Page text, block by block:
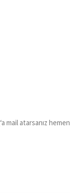
‘a mail atarsanız